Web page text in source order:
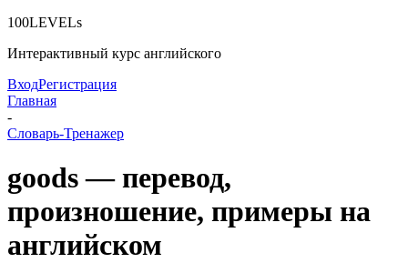
100LEVELs
Интерактивный курс английского
ВходРегистрация
Главная
-
Словарь-Тренажер
goods — перевод,
произношение, примеры на
английском